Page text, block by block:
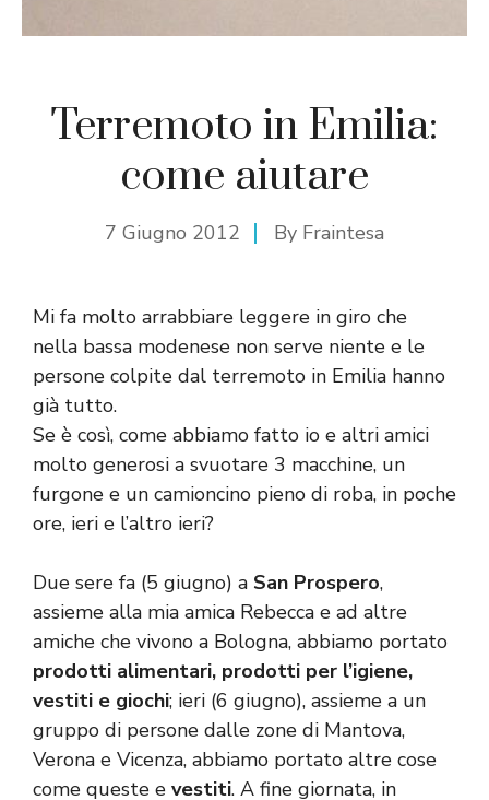
Terremoto in Emilia:
come aiutare
7 Giugno 2012 By Fraintesa
Mi fa molto arrabbiare leggere in giro che
nella bassa modenese non serve niente e le
persone colpite dal terremoto in Emilia hanno
già tutto.
Se è così, come abbiamo fatto io e altri amici
molto generosi a svuotare 3 macchine, un
furgone e un camioncino pieno di roba, in poche
ore, ieri e l’altro ieri?
Due sere fa (5 giugno) a San Prospero,
assieme alla mia amica Rebecca e ad altre
amiche che vivono a Bologna, abbiamo portato
prodotti alimentari, prodotti per l’igiene,
vestiti e giochi; ieri (6 giugno), assieme a un
gruppo di persone dalle zone di Mantova,
Verona e Vicenza, abbiamo portato altre cose
come queste e vestiti. A fine giornata, in